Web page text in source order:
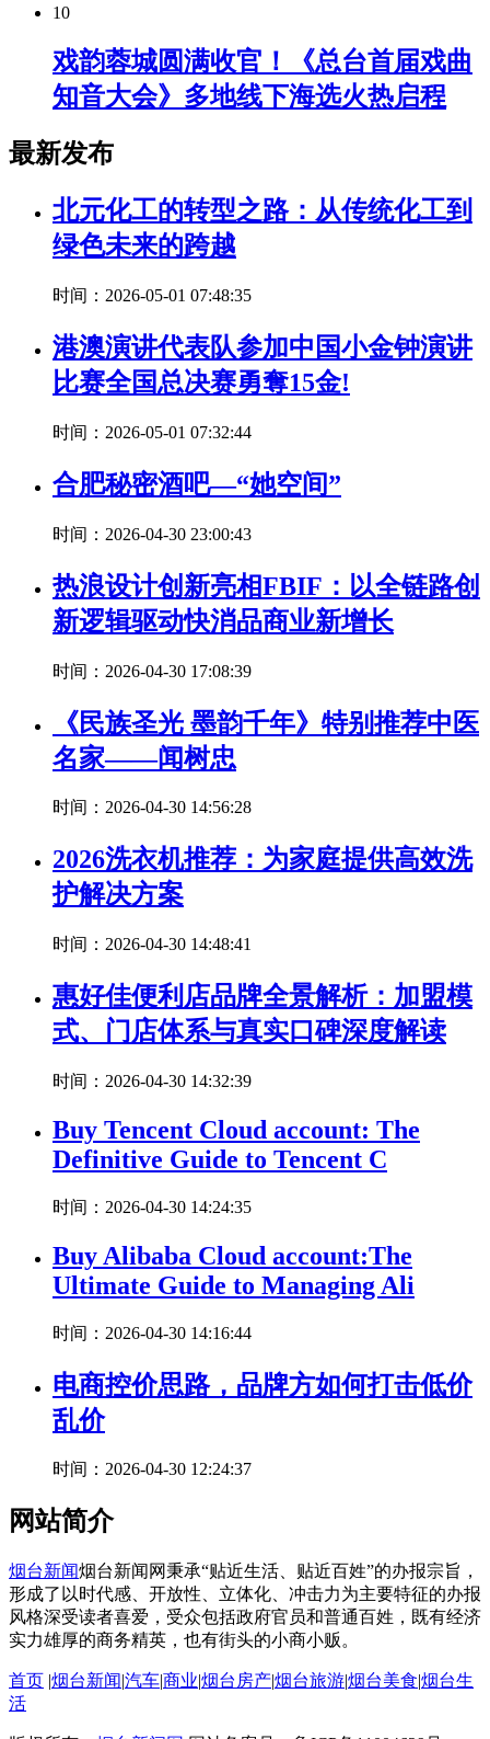
10
戏韵蓉城圆满收官！《总台首届戏曲
知音大会》多地线下海选火热启程
最新发布
北元化工的转型之路：从传统化工到
绿色未来的跨越
时间：2026-05-01 07:48:35
港澳演讲代表队参加中国小金钟演讲
比赛全国总决赛勇奪15金!
时间：2026-05-01 07:32:44
合肥秘密酒吧—“她空间”
时间：2026-04-30 23:00:43
热浪设计创新亮相FBIF：以全链路创
新逻辑驱动快消品商业新增长
时间：2026-04-30 17:08:39
《民族圣光 墨韵千年》特别推荐中医
名家——闻树忠
时间：2026-04-30 14:56:28
2026洗衣机推荐：为家庭提供高效洗
护解决方案
时间：2026-04-30 14:48:41
惠好佳便利店品牌全景解析：加盟模
式、门店体系与真实口碑深度解读
时间：2026-04-30 14:32:39
Buy Tencent Cloud account: The
Definitive Guide to Tencent C
时间：2026-04-30 14:24:35
Buy Alibaba Cloud account:The
Ultimate Guide to Managing Ali
时间：2026-04-30 14:16:44
电商控价思路，品牌方如何打击低价
乱价
时间：2026-04-30 12:24:37
网站简介
烟台新闻烟台新闻网秉承“贴近生活、贴近百姓”的办报宗旨，
形成了以时代感、开放性、立体化、冲击力为主要特征的办报
风格深受读者喜爱，受众包括政府官员和普通百姓，既有经济
实力雄厚的商务精英，也有街头的小商小贩。
首页 |烟台新闻|汽车|商业|烟台房产|烟台旅游|烟台美食|烟台生
活